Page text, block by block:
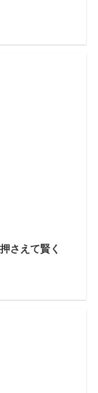
さえて賢く